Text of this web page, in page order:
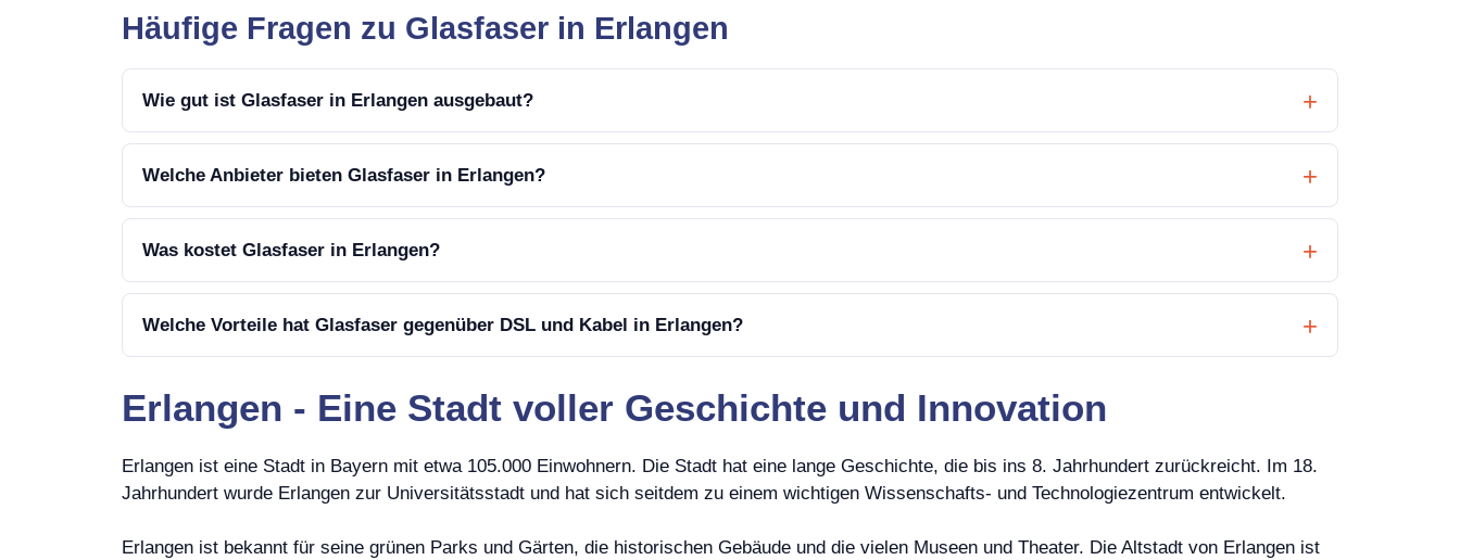
Häufige Fragen zu Glasfaser in Erlangen
Wie gut ist Glasfaser in Erlangen ausgebaut?
Welche Anbieter bieten Glasfaser in Erlangen?
Was kostet Glasfaser in Erlangen?
Welche Vorteile hat Glasfaser gegenüber DSL und Kabel in Erlangen?
Erlangen - Eine Stadt voller Geschichte und Innovation
Erlangen ist eine Stadt in Bayern mit etwa 105.000 Einwohnern. Die Stadt hat eine lange Geschichte, die bis ins 8. Jahrhundert zurückreicht. Im 18.
Jahrhundert wurde Erlangen zur Universitätsstadt und hat sich seitdem zu einem wichtigen Wissenschafts- und Technologiezentrum entwickelt.
Erlangen ist bekannt für seine grünen Parks und Gärten, die historischen Gebäude und die vielen Museen und Theater. Die Altstadt von Erlangen ist